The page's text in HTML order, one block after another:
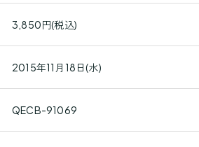
3,850円(税込)
2015年11月18日(水)
QECB-91069